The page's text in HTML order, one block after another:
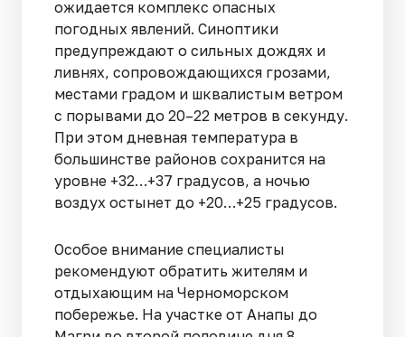
ожидается комплекс опасных
погодных явлений. Синоптики
предупреждают о сильных дождях и
ливнях, сопровождающихся грозами,
местами градом и шквалистым ветром
с порывами до 20–22 метров в секунду.
При этом дневная температура в
большинстве районов сохранится на
уровне +32…+37 градусов, а ночью
воздух остынет до +20…+25 градусов.
Особое внимание специалисты
рекомендуют обратить жителям и
отдыхающим на Черноморском
побережье. На участке от Анапы до